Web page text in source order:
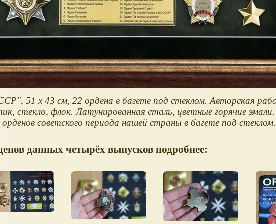
51 х 43 см, 22 ордена в багете под стеклом. Авторская
стекло, флок. Латунированная сталь, цветные горячие эмали.
советского периода нашей страны в багете под стеклом.
данных четырёх выпусков подробнее: